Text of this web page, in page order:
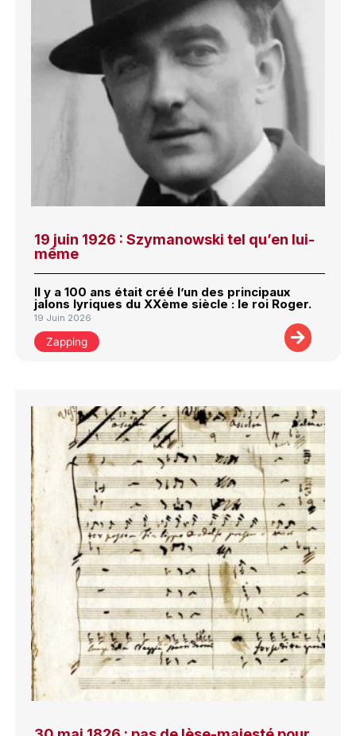
19 juin 1926 : Szymanowski tel qu’en lui-
même
Il y a 100 ans était créé l’un des principaux
jalons lyriques du XXème siècle : le roi Roger.
19 Juin 2026
Zapping